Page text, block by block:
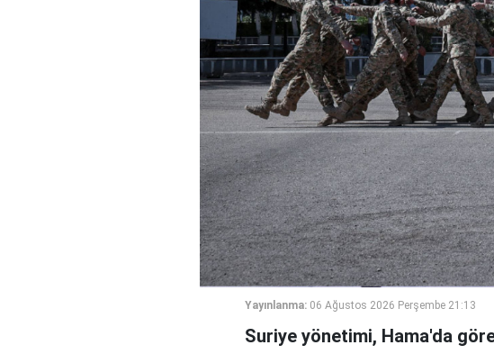
Yayınlanma: 06 Ağustos 2026 Perşembe 21:13
Suriye yönetimi, Hama'da